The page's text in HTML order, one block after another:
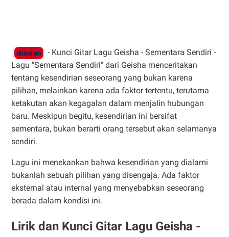
chordam
- Kunci Gitar Lagu Geisha - Sementara Sendiri -
Lagu "Sementara Sendiri" dari Geisha menceritakan
tentang kesendirian seseorang yang bukan karena
pilihan, melainkan karena ada faktor tertentu, terutama
ketakutan akan kegagalan dalam menjalin hubungan
baru. Meskipun begitu, kesendirian ini bersifat
sementara, bukan berarti orang tersebut akan selamanya
sendiri.
Lagu ini menekankan bahwa kesendirian yang dialami
bukanlah sebuah pilihan yang disengaja. Ada faktor
eksternal atau internal yang menyebabkan seseorang
berada dalam kondisi ini.
Lirik dan Kunci Gitar Lagu Geisha -